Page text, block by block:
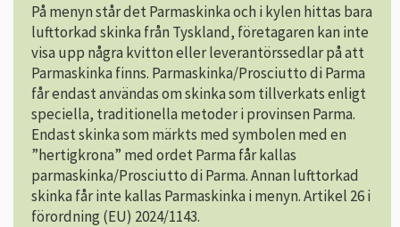
På menyn står det Parmaskinka och i kylen hittas bara
lufttorkad skinka från Tyskland, företagaren kan inte
visa upp några kvitton eller leverantörssedlar på att
Parmaskinka finns. Parmaskinka/Prosciutto di Parma
får endast användas om skinka som tillverkats enligt
speciella, traditionella metoder i provinsen Parma.
Endast skinka som märkts med symbolen med en
”hertigkrona” med ordet Parma får kallas
parmaskinka/Prosciutto di Parma. Annan lufttorkad
skinka får inte kallas Parmaskinka i menyn. Artikel 26 i
förordning (EU) 2024/1143.